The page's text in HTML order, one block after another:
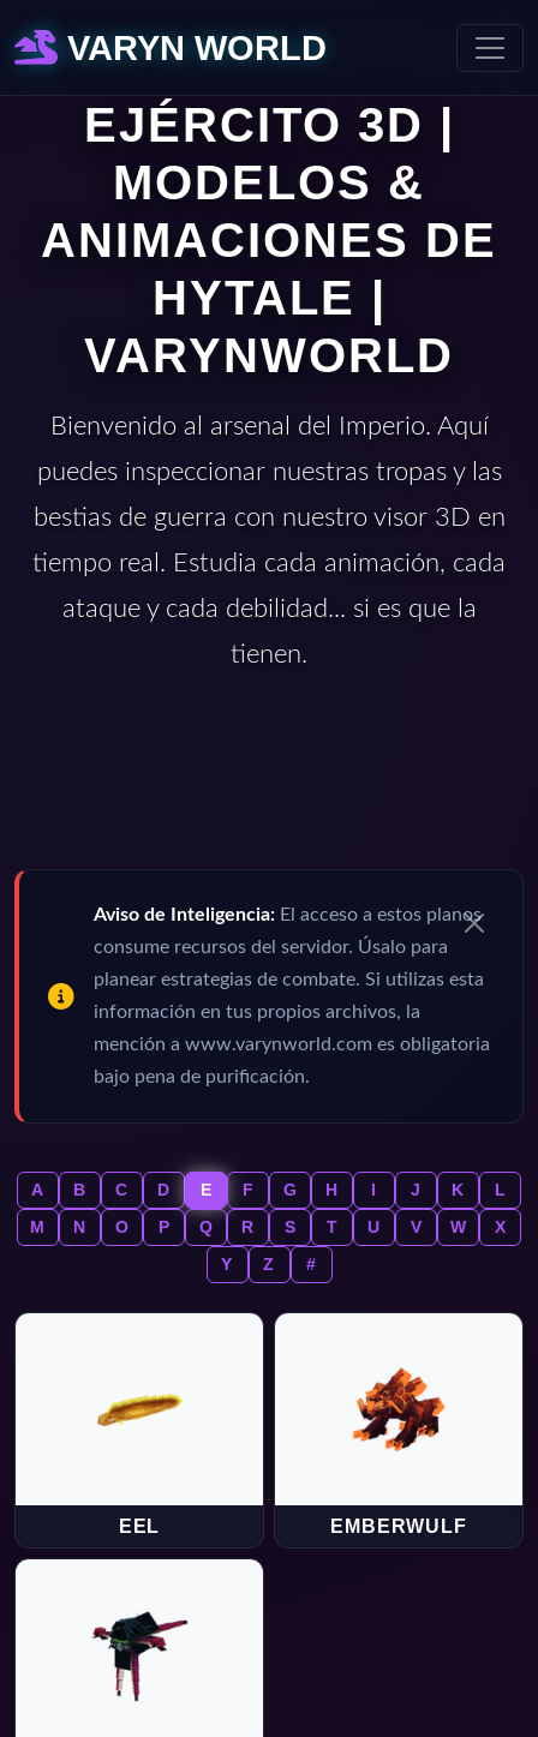
VARYN WORLD
EJÉRCITO 3D |
MODELOS &
ANIMACIONES DE
HYTALE |
VARYNWORLD
Bienvenido al arsenal del Imperio. Aquí
puedes inspeccionar nuestras tropas y las
bestias de guerra con nuestro visor 3D en
tiempo real. Estudia cada animación, cada
ataque y cada debilidad... si es que la
tienen.
Aviso de Inteligencia: El acceso a estos planos
consume recursos del servidor. Úsalo para
planear estrategias de combate. Si utilizas esta
información en tus propios archivos, la
mención a www.varynworld.com es obligatoria
bajo pena de purificación.
A B C D E F G H I J K
L
M
N O P Q R S T U V W
X
Y
Z #
EEL EMBERWULF